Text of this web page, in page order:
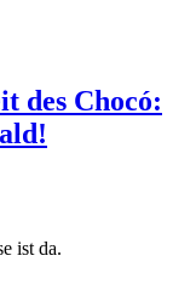
des Chocó:
ist da.